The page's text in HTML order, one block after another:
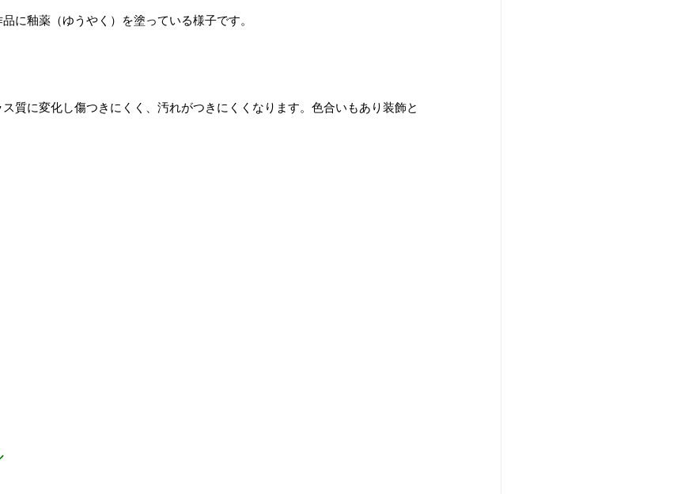
に釉薬（ゆうやく）を塗っている様子です。
質に変化し傷つきにくく、汚れがつきにくくなります。色合いもあり装飾と